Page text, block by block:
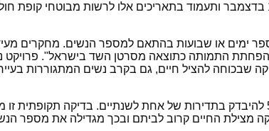
הניידת, שפועלת בשיתוף עם קופות החולים השונות, תגיע לחצור וצפת החל ממחר (בין התאריכים 21-30 לנובמבר) וב-1 בדצמבר ותעמוד
מגיעה ללמעלה מ-100 ישובים שונים, ושוהה בכל מקום מספר ימים או שבועות בהתאם למספר
התמותה כתוצאה מסרטן השד בישראל". פרויקט
שבכוחה להציל חיים, גם בקרב נשים המתגוררות
לדבריה של ד"ר אירנה ז'יבליוק, אונקולוגית ומנהלת היחידה לאשפוז יום אונקולוגי באסותא: "מומלץ לכל אישה מעל גיל 50 להיבדק
מצילת החיים קרוב לביתם ובכך מגדילה את מספר